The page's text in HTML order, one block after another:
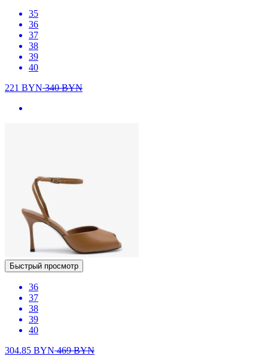
35
36
37
38
39
40
221 BYN340BYN
Быстрый просмотр
36
37
38
39
40
304.85 BYN469BYN